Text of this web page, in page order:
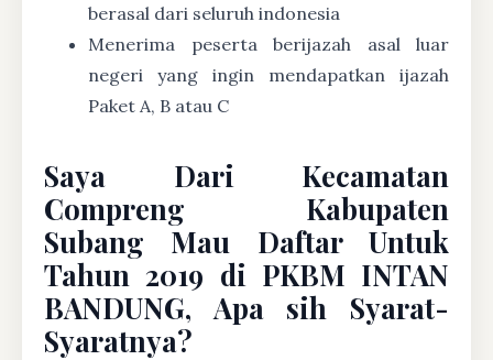
berasal dari seluruh indonesia
Menerima peserta berijazah asal luar
negeri yang ingin mendapatkan ijazah
Paket A, B atau C
Saya Dari Kecamatan
Compreng Kabupaten
Subang Mau Daftar Untuk
Tahun 2019 di PKBM INTAN
BANDUNG, Apa sih Syarat-
Syaratnya?